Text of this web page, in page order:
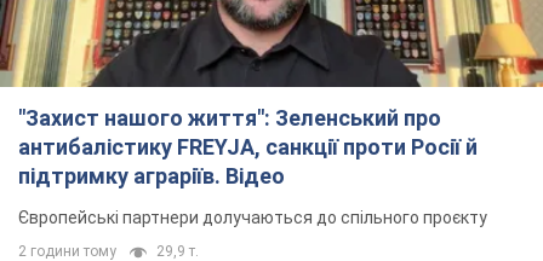
"Захист нашого життя": Зеленський про
антибалістику FREYJA, санкції проти Росії й
підтримку аграріїв. Відео
Європейські партнери долучаються до спільного проєкту
2 години тому 29,9 т.